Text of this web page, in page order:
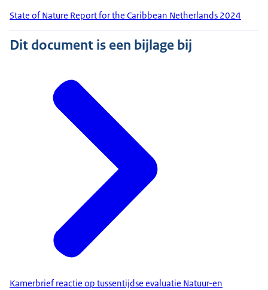
State of Nature Report for the Caribbean Netherlands 2024
Dit document is een bijlage bij
Kamerbrief reactie op tussentijdse evaluatie Natuur-en